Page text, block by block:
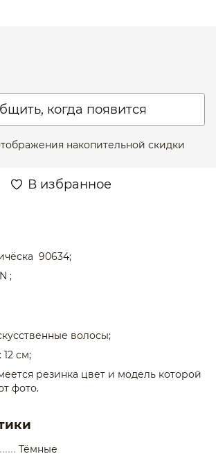
когда появится
накопительной скидки
В избранное
90634;
;
волосы;
см;
резинка цвет и модель которой
фото.
Тёмные